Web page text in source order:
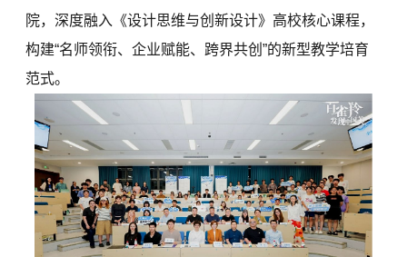
院，深度融入《设计思维与创新设计》高校核心课程，
构建“名师领衔、企业赋能、跨界共创”的新型教学培育
范式。